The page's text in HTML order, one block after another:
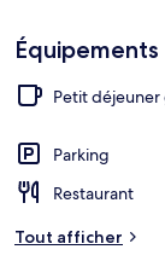
Petit
Parking
Restaurant
Tout afficher